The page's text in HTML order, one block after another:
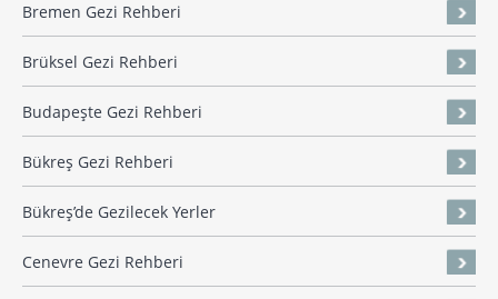
Bremen Gezi Rehberi
Brüksel Gezi Rehberi
Budapeşte Gezi Rehberi
Bükreş Gezi Rehberi
Bükreş’de Gezilecek Yerler
Cenevre Gezi Rehberi